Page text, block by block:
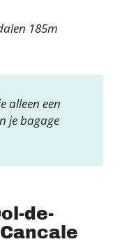
185m
alleen een
je bagage
de-